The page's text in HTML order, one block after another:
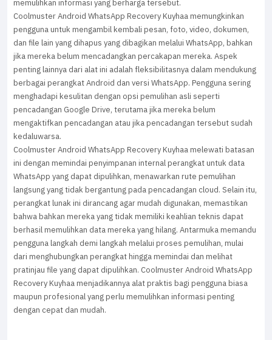
memulihkan informasi yang berharga tersebut.
Coolmuster Android WhatsApp Recovery Kuyhaa memungkinkan
pengguna untuk mengambil kembali pesan, foto, video, dokumen,
dan file lain yang dihapus yang dibagikan melalui WhatsApp, bahkan
jika mereka belum mencadangkan percakapan mereka. Aspek
penting lainnya dari alat ini adalah fleksibilitasnya dalam mendukung
berbagai perangkat Android dan versi WhatsApp. Pengguna sering
menghadapi kesulitan dengan opsi pemulihan asli seperti
pencadangan Google Drive, terutama jika mereka belum
mengaktifkan pencadangan atau jika pencadangan tersebut sudah
kedaluwarsa.
Coolmuster Android WhatsApp Recovery Kuyhaa melewati batasan
ini dengan memindai penyimpanan internal perangkat untuk data
WhatsApp yang dapat dipulihkan, menawarkan rute pemulihan
langsung yang tidak bergantung pada pencadangan cloud. Selain itu,
perangkat lunak ini dirancang agar mudah digunakan, memastikan
bahwa bahkan mereka yang tidak memiliki keahlian teknis dapat
berhasil memulihkan data mereka yang hilang. Antarmuka memandu
pengguna langkah demi langkah melalui proses pemulihan, mulai
dari menghubungkan perangkat hingga memindai dan melihat
pratinjau file yang dapat dipulihkan. Coolmuster Android WhatsApp
Recovery Kuyhaa menjadikannya alat praktis bagi pengguna biasa
maupun profesional yang perlu memulihkan informasi penting
dengan cepat dan mudah.